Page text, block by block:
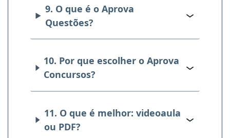
9. O que é o Aprova
Questões?
10. Por que escolher o Aprova
Concursos?
11. O que é melhor: videoaula
ou PDF?